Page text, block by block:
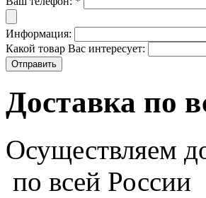
Информация:
Какой товар Вас интересует:
Доставка по
Осуществляем
по всей России